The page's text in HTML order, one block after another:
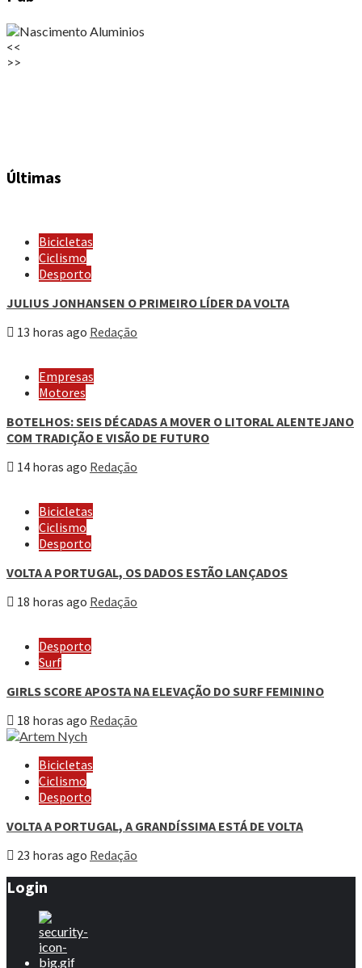
<<
>>
Últimas
Bicicletas
Ciclismo
Desporto
JULIUS JONHANSEN O PRIMEIRO LÍDER DA VOLTA
13 horas ago Redação
Empresas
Motores
BOTELHOS: SEIS DÉCADAS A MOVER O LITORAL ALENTEJANO
COM TRADIÇÃO E VISÃO DE FUTURO
14 horas ago Redação
Bicicletas
Ciclismo
Desporto
VOLTA A PORTUGAL, OS DADOS ESTÃO LANÇADOS
18 horas ago Redação
Desporto
Surf
GIRLS SCORE APOSTA NA ELEVAÇÃO DO SURF FEMININO
18 horas ago Redação
Bicicletas
Ciclismo
Desporto
VOLTA A PORTUGAL, A GRANDÍSSIMA ESTÁ DE VOLTA
23 horas ago Redação
Login